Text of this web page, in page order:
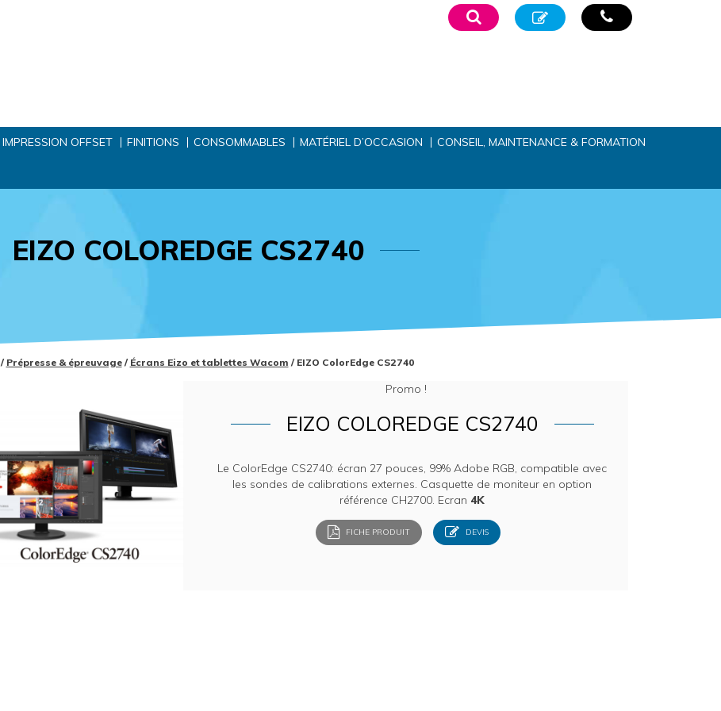
IMPRESSION OFFSET FINITIONS CONSOMMABLES MATÉRIEL D’OCCASION CONSEIL, MAINTENANCE & FORMATION
EIZO COLOREDGE CS2740
/ Prépresse & épreuvage/ Écrans Eizo et tablettes Wacom / EIZO ColorEdge CS2740
Promo !
EIZO COLOREDGE CS2740
Le ColorEdge CS2740: écran 27 pouces, 99% Adobe RGB, compatible avec
les sondes de calibrations externes. Casquette de moniteur en option
référence CH2700. Ecran 4K
FICHE PRODUIT DEVIS